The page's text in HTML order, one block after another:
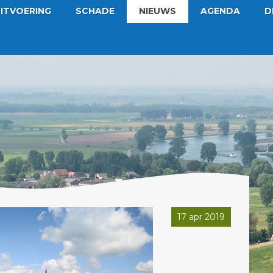
SCHADE NIEUWS AGENDA
17 apr 2019